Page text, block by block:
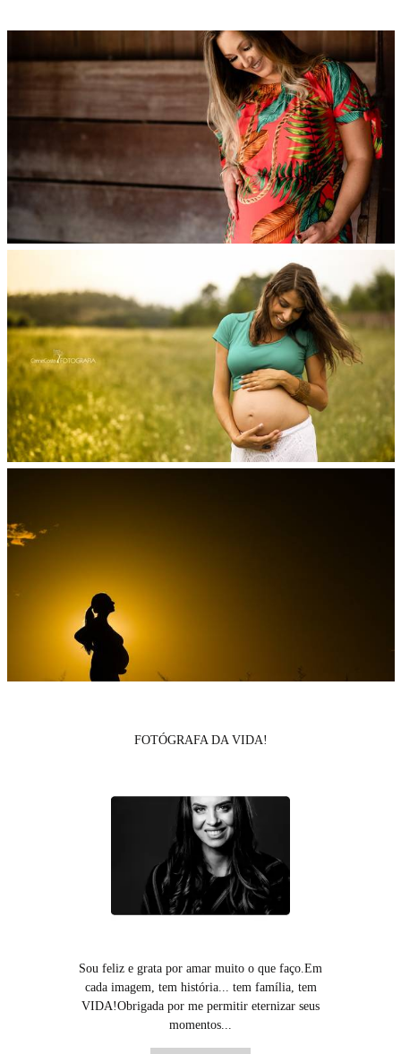
FOTÓGRAFA DA VIDA!
Sou feliz e grata por amar muito o que faço.Em
cada imagem, tem história... tem família, tem
VIDA!Obrigada por me permitir eternizar seus
momentos...